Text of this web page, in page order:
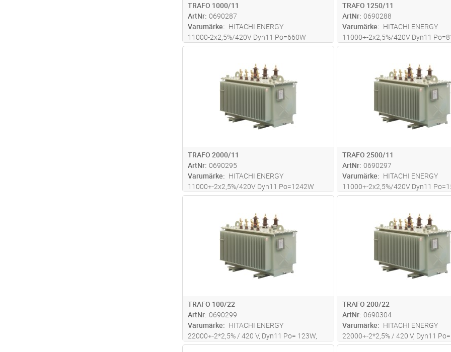
TRAFO 1000/11
ArtNr 0690287
Varumärke
HITACHI ENERGY
11000-2x2,5%/420V Dyn11 Po=660W
Pk=7238W Uk=6%
TRAFO 1250/11
ArtNr 0690288
Varumärke
HITACHI ENERGY
11000+-2x2,5%/420V Dyn11
Pk=9047W Uk=6%
TRAFO 2000/11
ArtNr 0690295
Varumärke
HITACHI ENERGY
11000+-2x2,5%/420V Dyn11 Po=1242W
Pk=14285W Uk=6%
TRAFO 2500/11
ArtNr 0690297
Varumärke
HITACHI ENERGY
11000+-2x2,5%/420V Dyn11
Pk=17619W Uk=6%
TRAFO 100/22
ArtNr 0690299
Varumärke
HITACHI ENERGY
22000+-2*2,5% / 420 V, Dyn11 Po= 123W,
Pk= 1190W, Uk= 4% Dim L*B*H=
TRAFO 200/22
ArtNr 0690304
Varumärke
HITACHI ENERGY
22000+-2*2,5% / 420 V, Dyn11
Pk= 1920W, Uk= 4% Dim L*B*H=